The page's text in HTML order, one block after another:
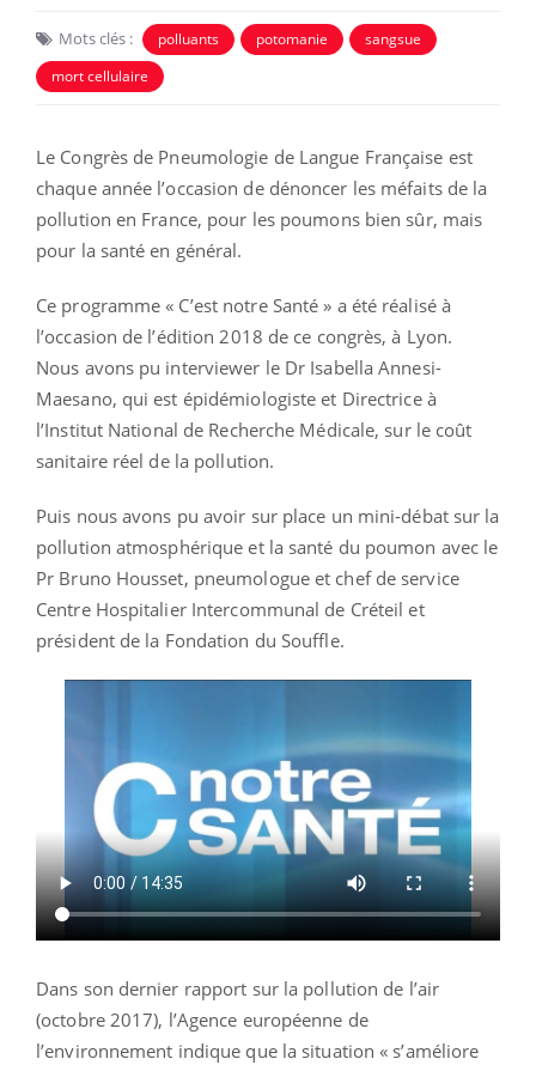
Mots clés : polluants potomanie
sangsue
mort cellulaire
Le Congrès de Pneumologie de Langue Française est
chaque année l’occasion de dénoncer les méfaits de la
pollution en France, pour les poumons bien sûr, mais
pour la santé en général.
Ce programme « C’est notre Santé » a été réalisé à
l’occasion de l’édition 2018 de ce congrès, à Lyon.
Nous avons pu interviewer le Dr Isabella Annesi-
Maesano, qui est épidémiologiste et Directrice à
l’Institut National de Recherche Médicale, sur le coût
sanitaire réel de la pollution.
Puis nous avons pu avoir sur place un mini-débat sur la
pollution atmosphérique et la santé du poumon avec le
Pr Bruno Housset, pneumologue et chef de service
Centre Hospitalier Intercommunal de Créteil et
président de la Fondation du Souffle.
Dans son dernier rapport sur la pollution de l’air
(octobre 2017), l’Agence européenne de
l’environnement indique que la situation « s’améliore